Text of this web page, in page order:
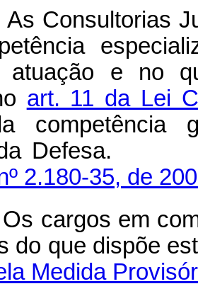
Consultorias
atuação e no
art. 11 da Lei
competência
da
2.180-35, de
cargos em
do que
Medida